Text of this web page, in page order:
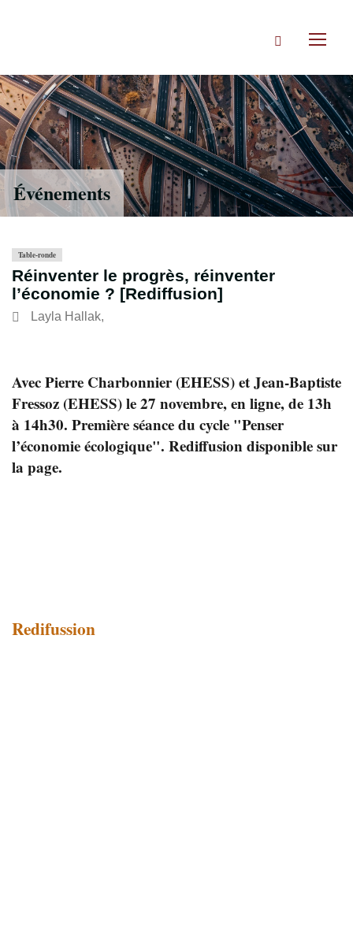
Rechercher
Événements
Table-ronde
Réinventer le progrès, réinventer
l’économie ? [Rediffusion]
Layla Hallak,
Avec Pierre Charbonnier (EHESS) et Jean-Baptiste
Fressoz (EHESS) le 27 novembre, en ligne, de 13h
à 14h30. Première séance du cycle "Penser
l’économie écologique". Rediffusion disponible sur
la page.
Redifussion